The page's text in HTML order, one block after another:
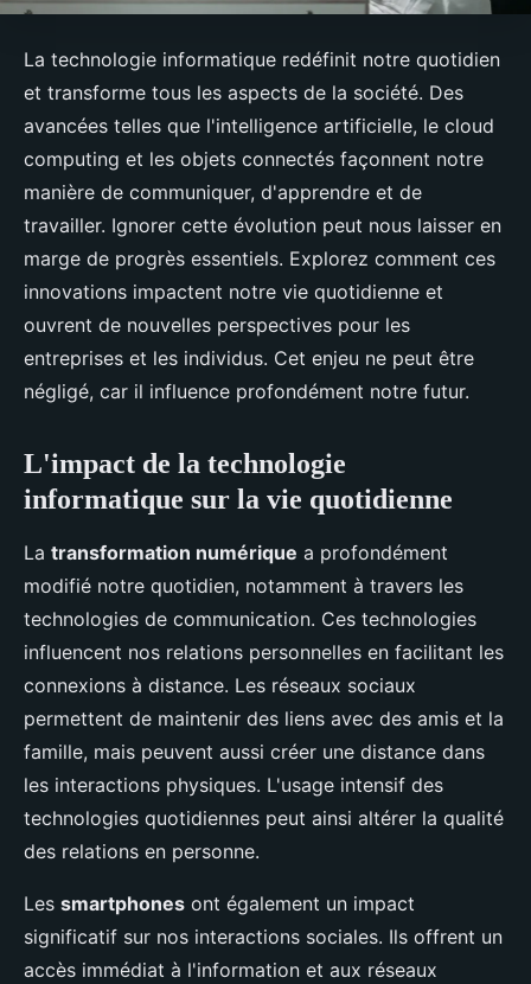
La technologie informatique redéfinit notre quotidien
et transforme tous les aspects de la société. Des
avancées telles que l'intelligence artificielle, le cloud
computing et les objets connectés façonnent notre
manière de communiquer, d'apprendre et de
travailler. Ignorer cette évolution peut nous laisser en
marge de progrès essentiels. Explorez comment ces
innovations impactent notre vie quotidienne et
ouvrent de nouvelles perspectives pour les
entreprises et les individus. Cet enjeu ne peut être
négligé, car il influence profondément notre futur.
L'impact de la technologie
informatique sur la vie quotidienne
La transformation numérique a profondément
modifié notre quotidien, notamment à travers les
technologies de communication. Ces technologies
influencent nos relations personnelles en facilitant les
connexions à distance. Les réseaux sociaux
permettent de maintenir des liens avec des amis et la
famille, mais peuvent aussi créer une distance dans
les interactions physiques. L'usage intensif des
technologies quotidiennes peut ainsi altérer la qualité
des relations en personne.
Les smartphones ont également un impact
significatif sur nos interactions sociales. Ils offrent un
accès immédiat à l'information et aux réseaux